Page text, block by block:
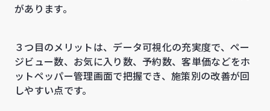
があります。
３つ目のメリットは、データ可視化の充実度で、ペー
ジビュー数、お気に入り数、予約数、客単価などをホ
ットペッパー管理画面で把握でき、施策別の改善が回
しやすい点です。